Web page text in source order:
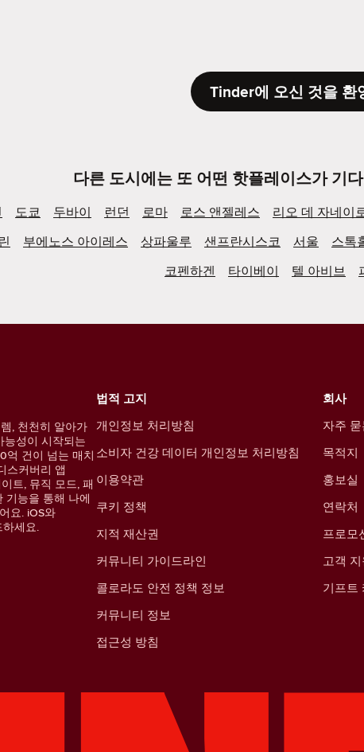
Tinder에 오신 것을 환
다른 도시에는 또 어떤 핫플레이스가 기
도쿄 두바이 런던 로마 로스 앤젤레스 리오 데 자네이
부에노스 아이레스 상파울루 샌프란시스코 서울 스톡
코펜하겐
타이베이 텔 아비브
, 천천히 알아가
능성이 시작되는
억 건이 넘는 매치
스커버리 앱
트, 뮤직 모드, 패
기능을 통해 나에
요. iOS와
세요.
법적 고지
개인정보 처리방침
소비자 건강 데이터 개인정보 처리방침
이용약관
쿠키 정책
지적 재산권
커뮤니티 가이드라인
콜로라도 안전 정책 정보
커뮤니티 정보
접근성 방침
회사
자주
목적지
홍보실
연락처
프로모
고객 지
기프트